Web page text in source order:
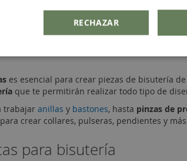
es esencial para crear piezas de bisutería
que te permitirán realizar todo tipo de
trabajar anillas y bastones, hasta pinzas de
crear collares, pulseras, pendientes y
para bisutería
RECHAZAR